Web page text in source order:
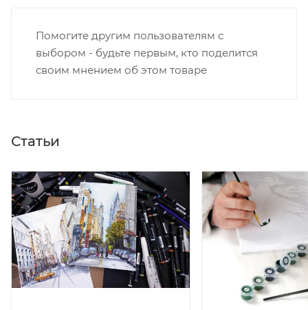
Помогите другим пользователям с
выбором - будьте первым, кто поделится
своим мнением об этом товаре
Статьи